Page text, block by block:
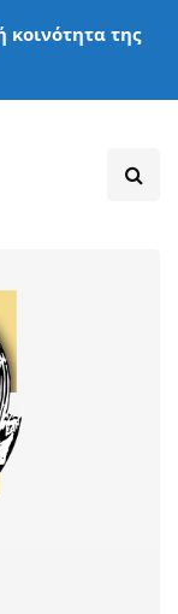
κοινότητα της